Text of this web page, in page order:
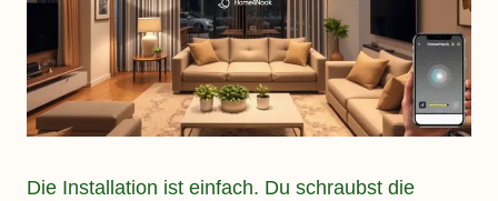
Die Installation ist einfach. Du schraubst die